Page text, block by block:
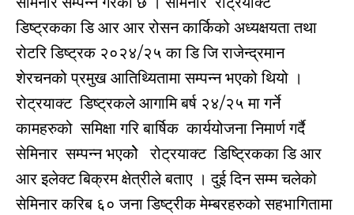
डिष्ट्रकका डि आर आर रोसन कार्किको अध्यक्षयता तथा
रोटरि डिष्ट्रक २०२४/२५ का डि जि राजेन्द्रमान
शेरचनको प्रमुख आतिथ्यितामा सम्पन्न भएको थियो ।
रोट्रयाक्ट डिष्ट्रकले आगामि बर्ष २४/२५ मा गर्ने
कामहरुको समिक्षा गरि बार्षिक कार्ययोजना निमार्ण गर्दै
सेमिनार सम्पन्न भएकोे रोट्रयाक्ट डिष्ट्रिकका डि आर
आर इलेक्ट बिक्रम क्षेत्रीले बताए । दुई दिन सम्म चलेको
सेमिनार करिब ६० जना डिष्ट्रीक मेम्बरहरुको सहभागितामा